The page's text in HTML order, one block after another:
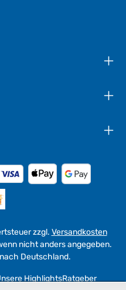
zzgl. Versandkosten
nicht anders angegeben.
Deutschland.
HighlightsRatgeber